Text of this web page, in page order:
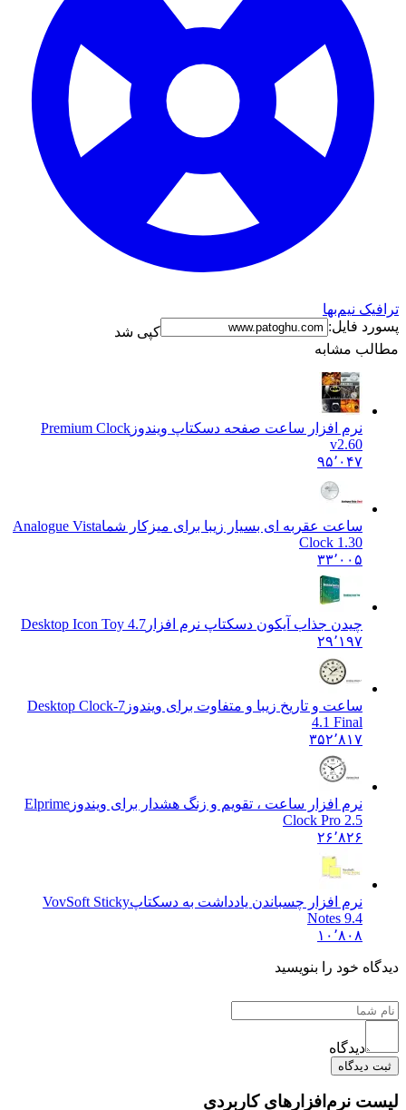
ترافیک نیم‌بها
پسورد فایل:
کپی شد
مطالب مشابه
نرم افزار ساعت صفحه دسکتاپ ویندوز Premium Clock
v2.60
۹۵٬۰۴۷
ساعت عقربه ای بسیار زیبا برای میزکار شماAnalogue Vista
Clock 1.30
۳۳٬۰۰۵
چیدن جذاب آیکون دسکتاپ نرم افزار Desktop Icon Toy 4.7
۲۹٬۱۹۷
ساعت و تاریخ زیبا و متفاوت برای ویندوز Desktop Clock-7
4.1 Final
۳۵۲٬۸۱۷
نرم افزار ساعت ، تقویم و زنگ هشدار برای ویندوز Elprime
Clock Pro 2.5
۲۶٬۸۲۶
نرم افزار چسباندن یادداشت به دسکتاپVovSoft Sticky
Notes 9.4
۱۰٬۸۰۸
دیدگاه خود را بنویسید
دیدگاه
ثبت دیدگاه
لیست نرم‌افزارهای کاربردی